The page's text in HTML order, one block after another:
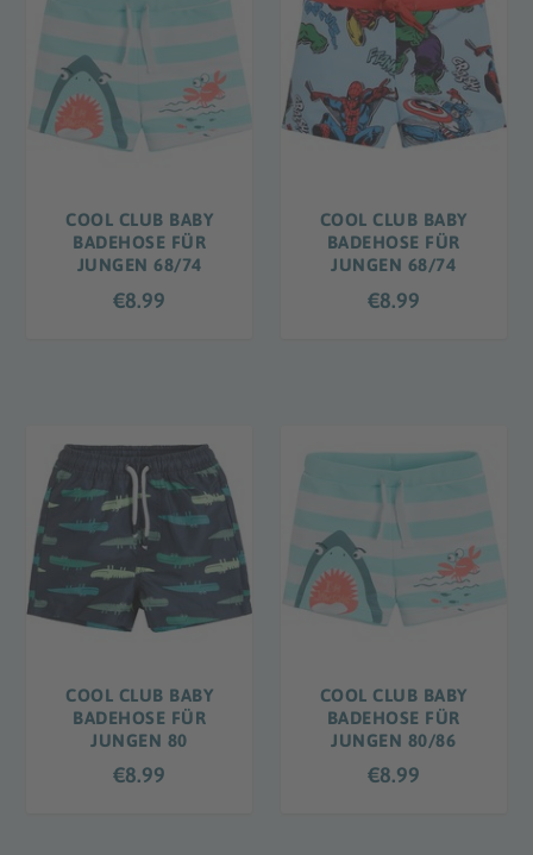
COOL CLUB BABY
BADEHOSE FÜR
JUNGEN 68/74
€8.99
COOL CLUB BABY
BADEHOSE FÜR
JUNGEN 68/74
€8.99
COOL CLUB BABY
BADEHOSE FÜR
JUNGEN 80
€8.99
COOL CLUB BABY
BADEHOSE FÜR
JUNGEN 80/86
€8.99